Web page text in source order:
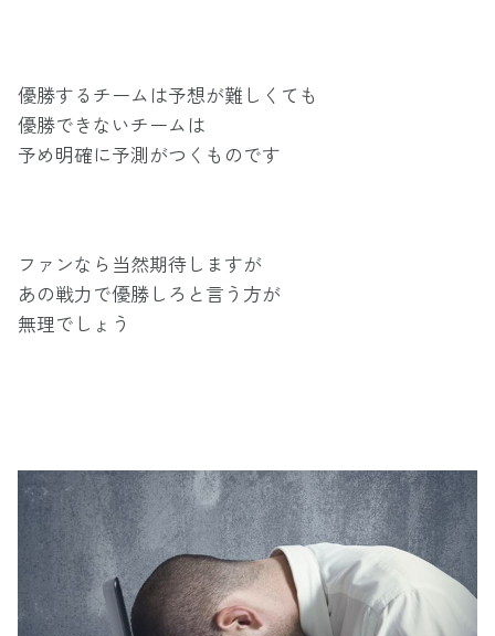
優勝するチームは予想が難しくても
優勝できないチームは
予め明確に予測がつくものです
ファンなら当然期待しますが
あの戦力で優勝しろと言う方が
無理でしょう